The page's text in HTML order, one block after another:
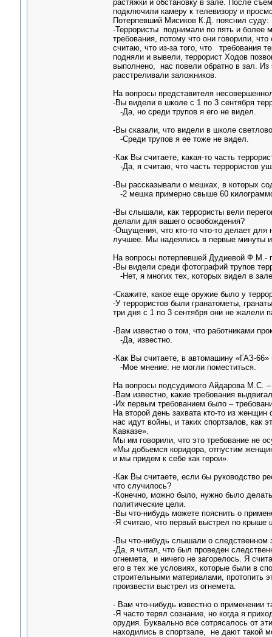
растяжки и обстановку в зале. После
подключили камеру к телевизору и
Потерпевший Мисиков К.Д. пояснил суду:
-Террористы поднимали по пять и более
требования, потому что они говорили,
считаю, что из-за того, что требования
подняли и вывели, террорист Ходов
выполнено, нас повели обратно в зал. Из
расстреливали заложников.
На вопросы представителя
-Вы видели в школе с 1 по 3 сентября
-Да, но среди трупов я его не видел.
-Вы сказали, что видели в школе
-Среди трупов я ее тоже не видел.
-Как Вы считаете, какая-то часть
-Да, я считаю, что часть террористов
-Вы рассказывали о мешках, в которых
-2 мешка примерно свыше 60
-Вы слышали, как террористы вели
делали для вашего освобождения?
-Ощущения, что кто-то что-то делает
лучшее. Мы надеялись в первые минуты
На вопросы потерпевшей Дудиевой Ф.М.-
-Вы видели среди фотографий трупов
-Нет, я многих тех, которых видел в
-Скажите, какое еще оружие было у
-У террористов были гранатометы,
три дня с 1 по 3 сентября они не жалели
-Вам известно о том, что работниками
-Да, известно.
-Как Вы считаете, в автомашину «ГАЗ-
-Мое мнение: не могли поместиться.
На вопросы подсудимого Айдарова М.С.
-Вам известно, какие требования
-Их первым требованием было –
На второй день захвата кто-то из
нас идут войны, и таких спортзалов, как
Кавказе».
Мы им говорили, что это требование не
«Мы добьемся коридора, отпустим
и мы придем к себе как герои».
-Как Вы считаете, если бы руководство
что случилось?
-Конечно, можно было, нужно было
политические цели.
-Вы что-нибудь можете пояснить о
-Я считаю, что первый выстрел по крыше
-Вы что-нибудь слышали о следственном
-Да, я читал, что был проведен
огнемета, и ничего не загорелось. Я
его в тех же условиях, которые были в
строительными материалами, протопить
произвести выстрел из огнемета.
- Вам что-нибудь известно о применении
-Я часто терял сознание, но когда я
орудия. Буквально все сотрясалось от
находились в спортзале, не дают такой